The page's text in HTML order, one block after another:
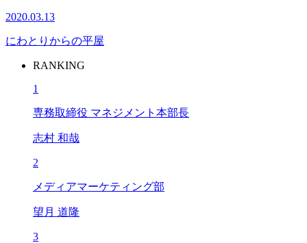
2020.03.13
にわとりからの平屋
RANKING
1
専務取締役 マネジメント本部長
志村 和哉
2
メディアマーケティング部
望月 道隆
3